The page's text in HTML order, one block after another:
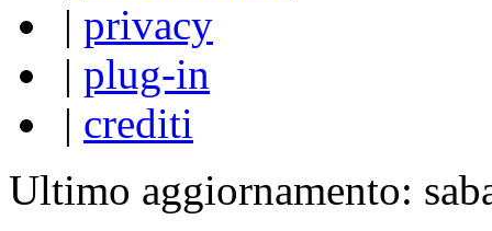
| privacy
| plug-in
| crediti
Ultimo aggiornamento: